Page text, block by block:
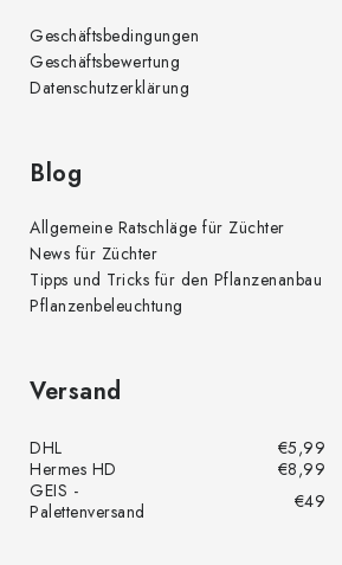
Geschäftsbedingungen
Geschäftsbewertung
Datenschutzerklärung
Blog
Allgemeine Ratschläge für Züchter
News für Züchter
Tipps und Tricks für den Pflanzenanbau
Pflanzenbeleuchtung
Versand
DHL
€5,99
Hermes HD
€8,99
GEIS -
Palettenversand
€49